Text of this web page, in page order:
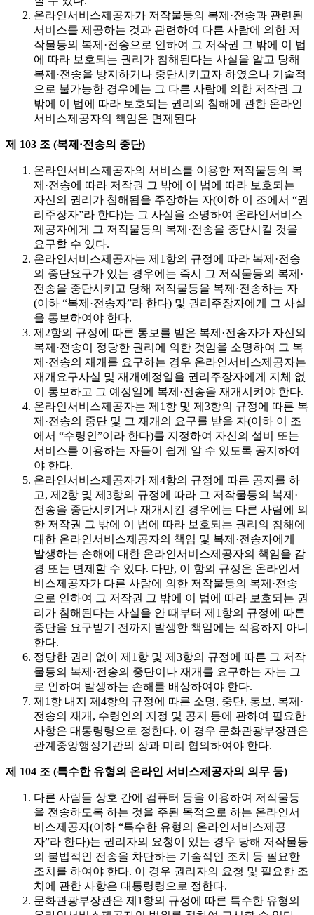
온라인서비스제공자가 저작물등의 복제·전송과 관련된
서비스를 제공하는 것과 관련하여 다른 사람에 의한 저
작물등의 복제·전송으로 인하여 그 저작권 그 밖에 이 법
에 따라 보호되는 권리가 침해된다는 사실을 알고 당해
복제·전송을 방지하거나 중단시키고자 하였으나 기술적
으로 불가능한 경우에는 그 다른 사람에 의한 저작권 그
밖에 이 법에 따라 보호되는 권리의 침해에 관한 온라인
서비스제공자의 책임은 면제된다
제 103 조 (복제·전송의 중단)
온라인서비스제공자의 서비스를 이용한 저작물등의 복
제·전송에 따라 저작권 그 밖에 이 법에 따라 보호되는
자신의 권리가 침해됨을 주장하는 자(이하 이 조에서 “권
리주장자”라 한다)는 그 사실을 소명하여 온라인서비스
제공자에게 그 저작물등의 복제·전송을 중단시킬 것을
요구할 수 있다.
온라인서비스제공자는 제1항의 규정에 따라 복제·전송
의 중단요구가 있는 경우에는 즉시 그 저작물등의 복제·
전송을 중단시키고 당해 저작물등을 복제·전송하는 자
(이하 “복제·전송자”라 한다) 및 권리주장자에게 그 사실
을 통보하여야 한다.
제2항의 규정에 따른 통보를 받은 복제·전송자가 자신의
복제·전송이 정당한 권리에 의한 것임을 소명하여 그 복
제·전송의 재개를 요구하는 경우 온라인서비스제공자는
재개요구사실 및 재개예정일을 권리주장자에게 지체 없
이 통보하고 그 예정일에 복제·전송을 재개시켜야 한다.
온라인서비스제공자는 제1항 및 제3항의 규정에 따른 복
제·전송의 중단 및 그 재개의 요구를 받을 자(이하 이 조
에서 “수령인”이라 한다)를 지정하여 자신의 설비 또는
서비스를 이용하는 자들이 쉽게 알 수 있도록 공지하여
야 한다.
온라인서비스제공자가 제4항의 규정에 따른 공지를 하
고, 제2항 및 제3항의 규정에 따라 그 저작물등의 복제·
전송을 중단시키거나 재개시킨 경우에는 다른 사람에 의
한 저작권 그 밖에 이 법에 따라 보호되는 권리의 침해에
대한 온라인서비스제공자의 책임 및 복제·전송자에게
발생하는 손해에 대한 온라인서비스제공자의 책임을 감
경 또는 면제할 수 있다. 다만, 이 항의 규정은 온라인서
비스제공자가 다른 사람에 의한 저작물등의 복제·전송
으로 인하여 그 저작권 그 밖에 이 법에 따라 보호되는 권
리가 침해된다는 사실을 안 때부터 제1항의 규정에 따른
중단을 요구받기 전까지 발생한 책임에는 적용하지 아니
한다.
정당한 권리 없이 제1항 및 제3항의 규정에 따른 그 저작
물등의 복제·전송의 중단이나 재개를 요구하는 자는 그
로 인하여 발생하는 손해를 배상하여야 한다.
제1항 내지 제4항의 규정에 따른 소명, 중단, 통보, 복제·
전송의 재개, 수령인의 지정 및 공지 등에 관하여 필요한
사항은 대통령령으로 정한다. 이 경우 문화관광부장관은
관계중앙행정기관의 장과 미리 협의하여야 한다.
제 104 조 (특수한 유형의 온라인 서비스제공자의 의무 등)
다른 사람들 상호 간에 컴퓨터 등을 이용하여 저작물등
을 전송하도록 하는 것을 주된 목적으로 하는 온라인서
비스제공자(이하 “특수한 유형의 온라인서비스제공
자”라 한다)는 권리자의 요청이 있는 경우 당해 저작물등
의 불법적인 전송을 차단하는 기술적인 조치 등 필요한
조치를 하여야 한다. 이 경우 권리자의 요청 및 필요한 조
치에 관한 사항은 대통령령으로 정한다.
문화관광부장관은 제1항의 규정에 따른 특수한 유형의